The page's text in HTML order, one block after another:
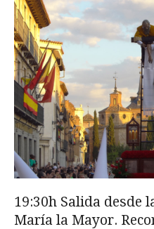
19:30h Salida desde
María la Mayor.